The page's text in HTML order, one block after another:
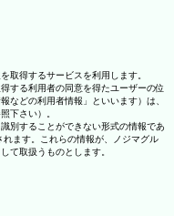
取得するサービスを利用します。
する利用者の同意を得たユーザーの位
などの利用者情報」といいます）は、
下さい）。
別することができない形式の情報であ
ます。これらの情報が、ノジマグル
て取扱うものとします。